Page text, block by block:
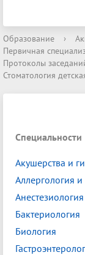
Образование ›
Первичная
Протоколы
Стоматология
Специальности
Акушерства и
Аллергология
Бактериология
Биология